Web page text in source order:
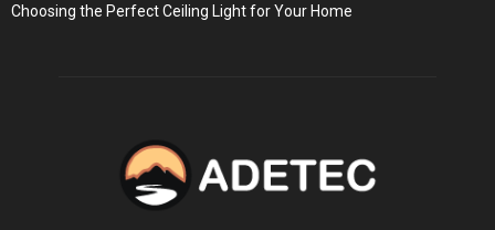
Choosing the Perfect Ceiling Light for Your Home